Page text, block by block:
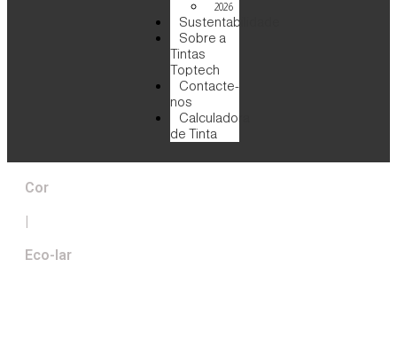
2026
Sustentabilidade
Sobre a
Tintas
Toptech
Contacte-
nos
Calculadora
de Tinta
Cor
|
Eco-lar